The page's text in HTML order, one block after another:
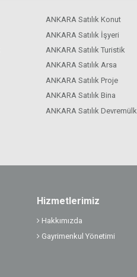
ANKARA Satılık Konut
ANKARA Satılık İşyeri
ANKARA Satılık Turistik
ANKARA Satılık Arsa
ANKARA Satılık Proje
ANKARA Satılık Bina
ANKARA Satılık Devremülk
Hizmetlerimiz
Hakkımızda
Gayrimenkul Yönetimi